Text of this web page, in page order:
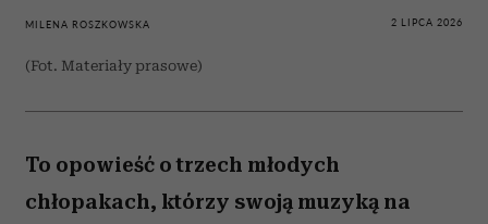
MILENA ROSZKOWSKA 2 LIPCA 2026
(Fot. Materiały prasowe)
To opowieść o trzech młodych
chłopakach, którzy swoją muzyką na